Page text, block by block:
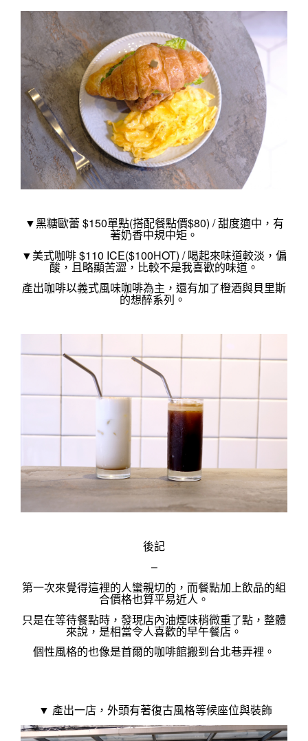
▼黑糖歐蕾 $150單點(搭配餐點價$80) / 甜度適中，有
著奶香中規中矩。
▼美式咖啡 $110 ICE($100HOT) / 喝起來味道較淡，偏
酸，且略顯苦澀，比較不是我喜歡的味道。
產出咖啡以義式風味咖啡為主，還有加了橙酒與貝里斯
的想醉系列。
後記
–
第一次來覺得這裡的人蠻親切的，而餐點加上飲品的組
合價格也算平易近人。
只是在等待餐點時，發現店內油煙味稍微重了點，整體
來說，是相當令人喜歡的早午餐店。
個性風格的也像是首爾的咖啡館搬到台北巷弄裡。
▼ 產出一店，外頭有著復古風格等候座位與裝飾